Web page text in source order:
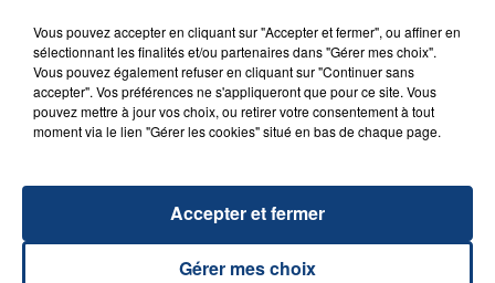
20 juillet 2026
UNE ADOLESCENTE DEVANT SE FAIRE
La famille a porté plainte contre la clinique qui a
reconnu sa responsabilité et présenté ses
excuses.
TITRES DIFFUSÉS
Vous pouvez accepter en cliquant sur "Accepter et fermer", ou affiner en
sélectionnant les finalités et/ou partenaires dans "Gérer mes choix".
Vous pouvez également refuser en cliquant sur "Continuer sans
accepter". Vos préférences ne s'appliqueront que pour ce site. Vous
pouvez mettre à jour vos choix, ou retirer votre consentement à tout
moment via le lien "Gérer les cookies" situé en bas de chaque page.
Gérer mes choix
Accepter et fermer